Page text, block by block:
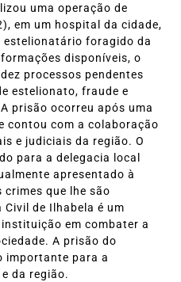
uma operação de
em um hospital da cidade,
foragido da
disponíveis, o
processos pendentes
estelionato, fraude e
prisão ocorreu após uma
contou com a colaboração
e judiciais da região. O
para a delegacia local
apresentado à
que lhe são
de Ilhabela é um
em combater a
A prisão do
importante para a
da região.